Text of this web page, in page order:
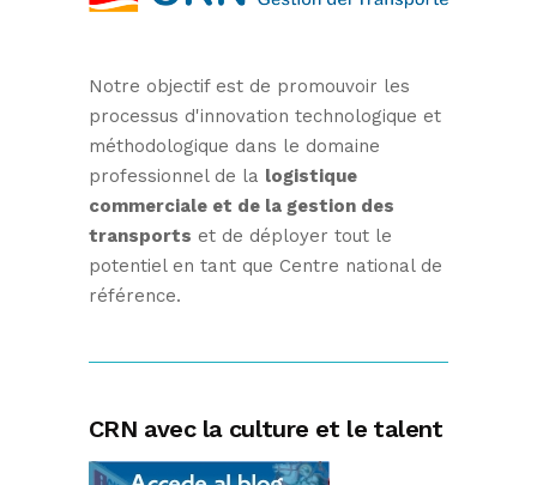
Notre objectif est de promouvoir les
processus d'innovation technologique et
méthodologique dans le domaine
professionnel de la logistique
commerciale et de la gestion des
transports et de déployer tout le
potentiel en tant que Centre national de
référence.
CRN avec la culture et le talent